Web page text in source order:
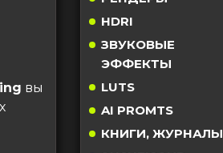
вы
HDRI
ЗВУКОВЫЕ
ЭФФЕКТЫ
LUTS
AI PROMTS
КНИГИ, ЖУРНАЛЫ